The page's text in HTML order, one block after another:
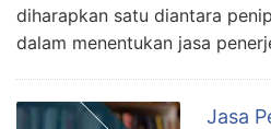
diharapkan satu diantara
dalam menentukan jasa
Jasa